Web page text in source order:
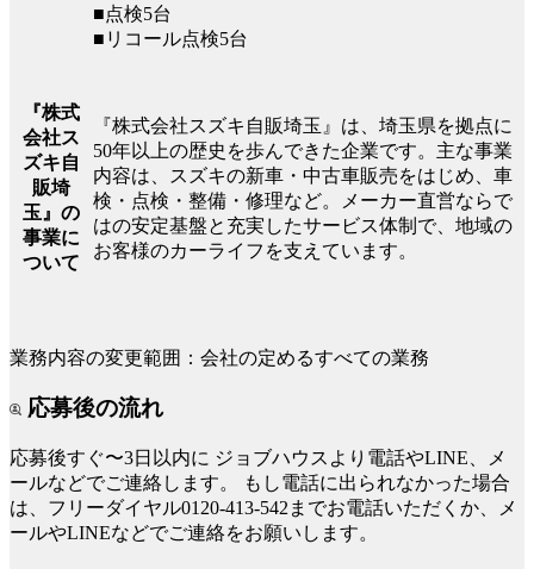
■点検5台
■リコール点検5台
『株式
会社ス
ズキ自
販埼
玉』の
事業に
ついて
『株式会社スズキ自販埼玉』は、埼玉県を拠点に
50年以上の歴史を歩んできた企業です。主な事業
内容は、スズキの新車・中古車販売をはじめ、車
検・点検・整備・修理など。メーカー直営ならで
はの安定基盤と充実したサービス体制で、地域の
お客様のカーライフを支えています。
業務内容の変更範囲：会社の定めるすべての業務
応募後の流れ
応募後すぐ〜3日以内に ジョブハウスより電話やLINE、メ
ールなどでご連絡します。
もし電話に出られなかった場合
は、フリーダイヤル0120-413-542までお電話いただくか、メ
ールやLINEなどでご連絡をお願いします。